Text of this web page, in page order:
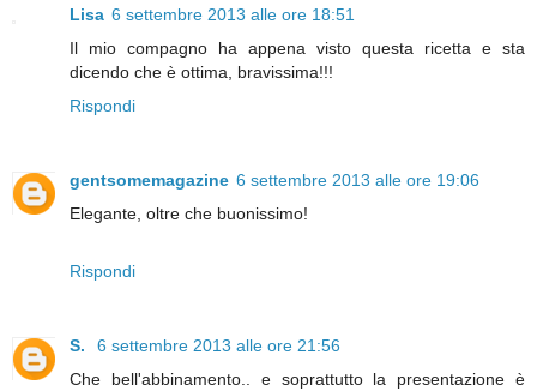
Lisa 6 settembre 2013 alle ore 18:51
Il mio compagno ha appena visto questa ricetta e sta
dicendo che è ottima, bravissima!!!
Rispondi
gentsomemagazine 6 settembre 2013 alle ore 19:06
Elegante, oltre che buonissimo!
Rispondi
S.
6 settembre 2013 alle ore 21:56
Che bell'abbinamento.. e soprattutto la presentazione è